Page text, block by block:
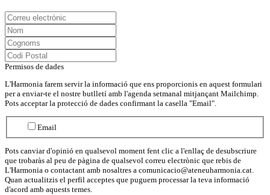
Permisos de dades
L'Harmonia farem servir la informació que ens proporcionis en aquest formulari
per a enviar-te el nostre butlletí amb l'agenda setmanal mitjançant Mailchimp.
Pots acceptar la protecció de dades confirmant la casella "Email".
Email
Pots canviar d'opinió en qualsevol moment fent clic a l'enllaç de desubscriure
que trobaràs al peu de pàgina de qualsevol correu electrònic que rebis de
L'Harmonia o contactant amb nosaltres a comunicacio@ateneuharmonia.cat.
Quan actualitzis el perfil acceptes que puguem processar la teva informació
d'acord amb aquests temes.